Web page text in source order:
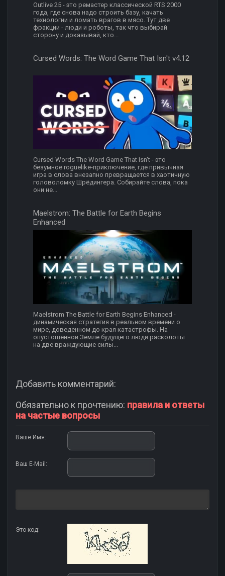
Outlive 25 - это ремастер классической RTS 2000
года, где снова надо строить базу, качать
технологии и ломать врагов в мясо. Тут две
фракции - люди и роботы, так что выбирай
сторону и доказывай, кто...
Cursed Words: The Word Game That Isn't v4.12
Cursed Words The Word Game That Isn't - это
безумное roguelike-приключение, где привычная
игра в слова внезапно превращается в хаотичную
головоломку Шрёдингера. Собирайте слова, пока
они не...
Maelstrom: The Battle for Earth Begins
Enhanced
Maelstrom The Battle for Earth Begins Enhanced -
динамическая стратегия в реальном времени о
мире, доведенном до края катастрофы. На
опустошенной Земле будущего люди расколоты
на две враждующие силы...
Добавить комментарий:
Обязательно к прочтению: правила и ответы
на частые вопросы
Ваше Имя:
Ваш E-Mail:
Это код: